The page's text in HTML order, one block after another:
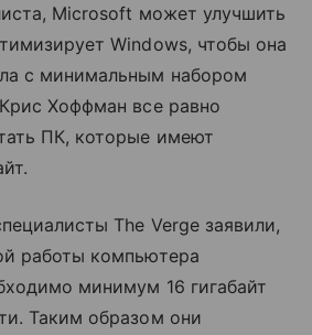
Microsoft может улучшить
Windows, чтобы она
с минимальным набором
Хоффман все равно
ПК, которые имеют
The Verge заявили,
работы компьютера
минимум 16 гигабайт
Таким образом они